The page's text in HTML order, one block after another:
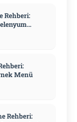
Rehberi:
Hızlandıran
Menü
Rehberi: